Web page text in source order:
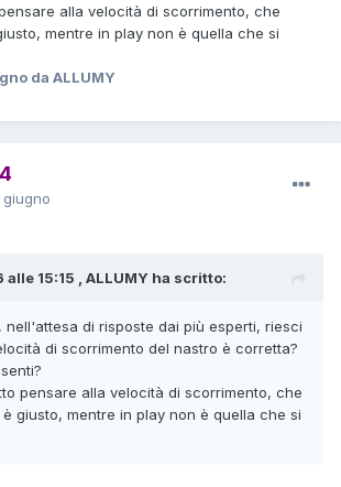
alla velocità di scorrimento, che
mentre in play non è quella che si
da ALLUMY
giugno
15:15 , ALLUMY ha scritto:
, nell'attesa di risposte dai più esperti, riesci
di scorrimento del nastro è corretta?
pensare alla velocità di scorrimento, che
giusto, mentre in play non è quella che si